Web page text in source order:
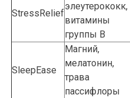
StressRelief
элеутерококк,
витамины
группы В
SleepEase
Магний,
мелатонин,
трава
пассифлоры